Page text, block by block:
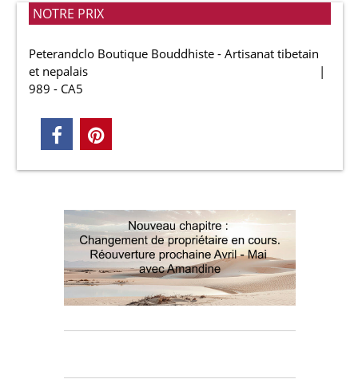
NOTRE PRIX
Peterandclo Boutique Bouddhiste - Artisanat tibetain
et nepalais
989 - CA5